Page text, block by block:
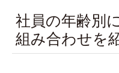
社員の年齢別
組み合わせを